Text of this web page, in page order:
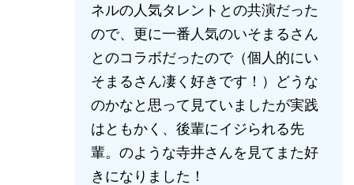
ネルの人気タレントとの共演だった
ので、更に一番人気のいそまるさん
とのコラボだったので（個人的にい
そまるさん凄く好きです！）どうな
のかなと思って見ていましたが実践
はともかく、後輩にイジられる先
輩。のような寺井さんを見てまた好
きになりました！